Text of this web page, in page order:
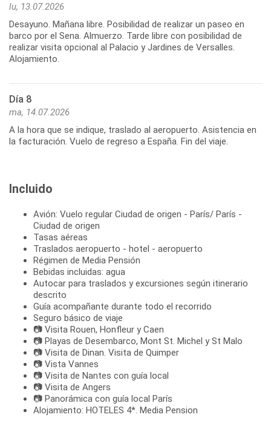
lu, 13.07.2026
Desayuno. Mañana libre. Posibilidad de realizar un paseo en
barco por el Sena. Almuerzo. Tarde libre con posibilidad de
realizar visita opcional al Palacio y Jardines de Versalles.
Alojamiento.
Día 8
ma, 14.07.2026
A la hora que se indique, traslado al aeropuerto. Asistencia en
la facturación. Vuelo de regreso a España. Fin del viaje.
Incluido
Avión: Vuelo regular Ciudad de origen - París/ París -
Ciudad de origen
Tasas aéreas
Traslados aeropuerto - hotel - aeropuerto
Régimen de Media Pensión
Bebidas incluidas: agua
Autocar para traslados y excursiones según itinerario
descrito
Guía acompañante durante todo el recorrido
Seguro básico de viaje
📷 Visita Rouen, Honfleur y Caen
📷 Playas de Desembarco, Mont St. Michel y St Malo
📷 Visita de Dinan. Visita de Quimper
📷 Vista Vannes
📷 Visita de Nantes con guía local
📷 Visita de Angers
📷 Panorámica con guía local París
Alojamiento: HOTELES 4*. Media Pension